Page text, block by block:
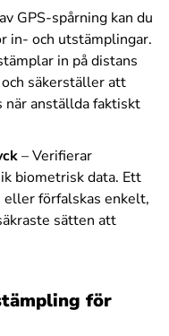
GPS-spårning kan du
in- och utstämplingar.
in på distans
säkerställer att
när anställda faktiskt
– Verifierar
biometrisk data. Ett
förfalskas enkelt,
sätten att
för